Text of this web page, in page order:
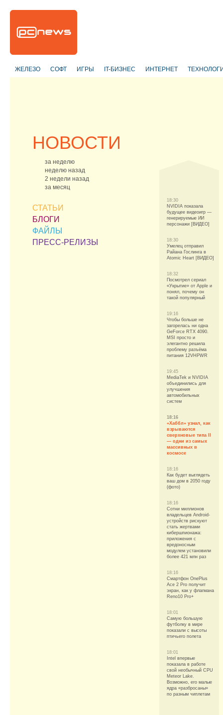
ЖЕЛЕЗО СОФТ ИГРЫ IT-БИЗНЕС ИНТЕРНЕТ
НОВОСТИ
за неделю
неделю назад
2 недели назад
за месяц
СТАТЬИ
БЛОГИ
ФАЙЛЫ
ПРЕСС-РЕЛИЗЫ
18:30
NVIDIA показала
будущее видеоигр —
генерируемые ИИ
персонажи [ВИДЕО]
18:30
Умелец отправил
Райана Гослинга в
Atomic Heart [ВИДЕО]
18:32
Посмотрел сериал
«Укрытие» от Apple и
понял, почему он
такой популярный
19:16
Чтобы больше не
загорелась ни одна
GeForce RTX 4090.
MSI просто и
элегантно решила
проблему разъёма
питания 12VHPWR
19:45
MediaTek и NVIDIA
объединились для
улучшения
автомобильных
систем
18:16
«Хаббл» узнал, как
взрываются
сверхновые типа II
— одни из самых
массивных в
космосе
18:16
Как будет выглядеть
ваш дом в 2050 году
(фото)
18:16
Сотни миллионов
владельцев Android-
устройств рискуют
стать жертвами
кибершпионажа:
приложения с
вредоносным
модулем установили
более 421 млн раз
18:16
Смартфон OnePlus
Ace 2 Pro получит
экран, как у флагмана
Reno10 Pro+
18:01
Самую большую
футболку в мире
показали с высоты
птичьего полета
18:01
Intel впервые
показала в работе
свой необычный CPU
Meteor Lake.
Возможно, его малые
ядра «разбросаны»
по разным чиплетам